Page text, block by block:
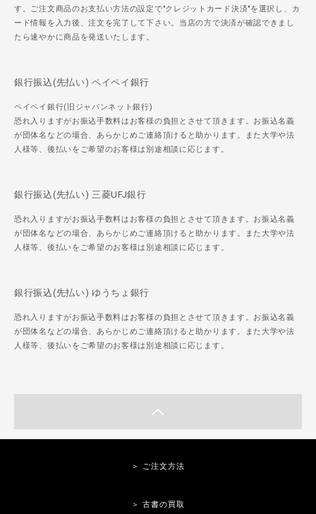
す。ご注文商品のお支払い方法の設定で"クレジットカード決済"を選択し、カ
ード情報を入力後、注文を完了して下さい。当店の方で決済が確認できまし
たら速やかに商品を発送いたします。
銀行振込(先払い) ペイペイ銀行
ペイペイ銀行(旧ジャパンネット銀行)
恐れ入りますがお振込手数料はお客様の負担とさせて頂きます。お振込名義
が団体名などの場合、あらかじめご連絡頂けると助かります。また大学や法
人様等、後払いをご希望のお客様は別途相談に応じます。
銀行振込(先払い) 三菱UFJ銀行
恐れ入りますがお振込手数料はお客様の負担とさせて頂きます。お振込名義
が団体名などの場合、あらかじめご連絡頂けると助かります。また大学や法
人様等、後払いをご希望のお客様は別途相談に応じます。
銀行振込(先払い) ゆうちょ銀行
恐れ入りますがお振込手数料はお客様の負担とさせて頂きます。お振込名義
が団体名などの場合、あらかじめご連絡頂けると助かります。また大学や法
人様等、後払いをご希望のお客様は別途相談に応じます。
＞ ご注文方法
＞ 古書の買取